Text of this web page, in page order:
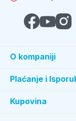
O kompaniji
Plaćanje i
Kupovina